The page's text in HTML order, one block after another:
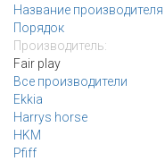
Название производителя
Порядок
Производитель:
Fair play
Все производители
Ekkia
Harrys horse
HKM
Pfiff